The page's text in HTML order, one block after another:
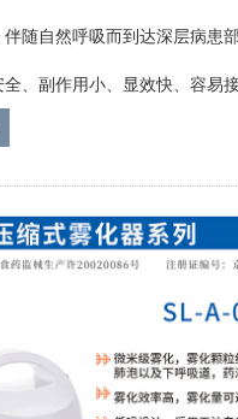
伴随自然呼吸而到达深层病患
、副作用小、显效快、容易接